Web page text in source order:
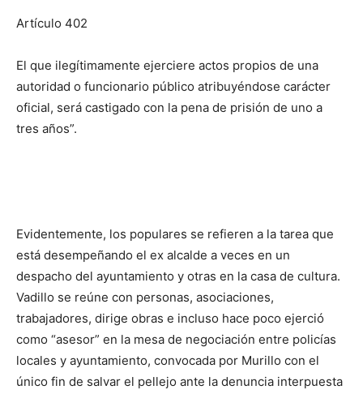
Artículo 402
El que ilegítimamente ejerciere actos propios de una
autoridad o funcionario público atribuyéndose carácter
oficial, será castigado con la pena de prisión de uno a
tres años”.
Evidentemente, los populares se refieren a la tarea que
está desempeñando el ex alcalde a veces en un
despacho del ayuntamiento y otras en la casa de cultura.
Vadillo se reúne con personas, asociaciones,
trabajadores, dirige obras e incluso hace poco ejerció
como “asesor” en la mesa de negociación entre policías
locales y ayuntamiento, convocada por Murillo con el
único fin de salvar el pellejo ante la denuncia interpuesta